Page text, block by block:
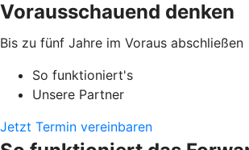
Vorausschauend denken
Bis zu fünf Jahre im Voraus abschließen
So funktioniert's
Unsere Partner
Jetzt Termin vereinbaren